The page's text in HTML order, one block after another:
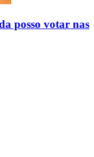
posso votar nas